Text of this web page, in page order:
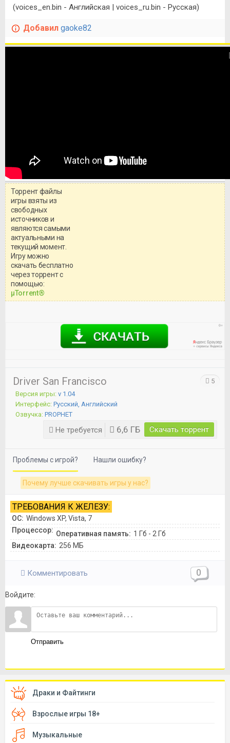
(voices_en.bin - Английская | voices_ru.bin - Русская)
Добавил gaoke82
системными требованиями и
Торрент файлы
игры взяты из
свободных
источников и
являются самыми
актуальными на
текущий момент.
Игру можно
скачать бесплатно
через торрент с
помощью:
μTorrent®
Driver San Francisco
Версия игры: v 1.04
Интерфейс: Русский, Английский
Озвучка: PROPHET
Не требуется 6,6 ГБ Скачать торрент
5
Проблемы с игрой? Нашли ошибку?
Почему лучше скачивать игры у нас?
ТРЕБОВАНИЯ К ЖЕЛЕЗУ:
ОС: Windows XP, Vista, 7
Процессор: Оперативная память: 1 Гб - 2 Гб
Видеокарта: 256 МБ
Комментировать 0
Войдите:
Отправить
Драки и Файтинги
Взрослые игры 18+
Музыкальные